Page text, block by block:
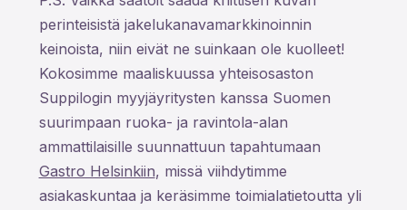
perinteisistä jakelukanavamarkkinoinnin
keinoista, niin eivät ne suinkaan ole kuolleet!
Kokosimme maaliskuussa yhteisosaston
Suppilogin myyjäyritysten kanssa Suomen
suurimpaan ruoka- ja ravintola-alan
ammattilaisille suunnattuun tapahtumaan
Gastro Helsinkiin, missä viihdytimme
asiakaskuntaa ja keräsimme toimialatietoutta yli